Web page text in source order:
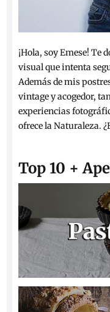
¡Hola, soy Emese! Te
visual que intenta
Además de mis
vintage y acogedor,
experiencias
ofrece la Naturaleza.
Top 10 +